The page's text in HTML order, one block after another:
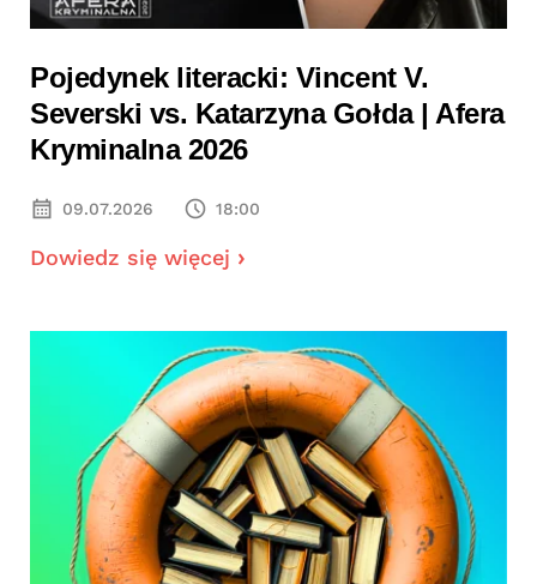
Pojedynek literacki: Vincent V.
Severski vs. Katarzyna Gołda | Afera
Kryminalna 2026
09.07.2026 18:00
Dowiedz się więcej